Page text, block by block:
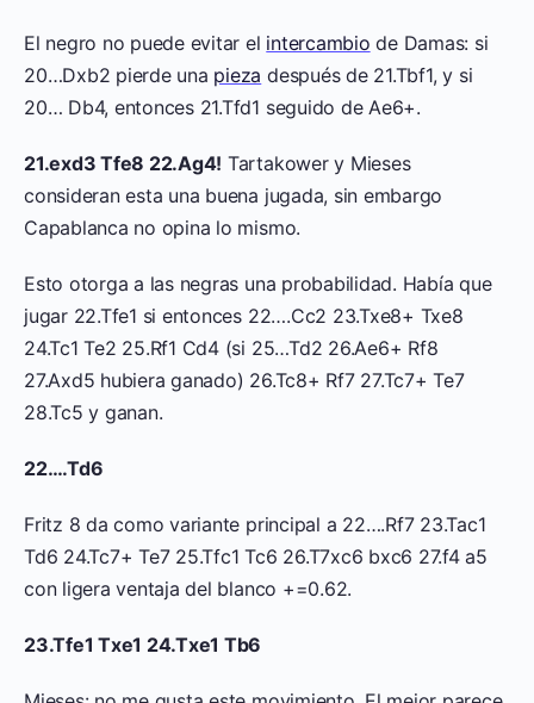
El negro no puede evitar el intercambio de Damas: si
20…Dxb2 pierde una pieza después de 21.Tbf1, y si
20… Db4, entonces 21.Tfd1 seguido de Ae6+.
21.exd3 Tfe8 22.Ag4! Tartakower y Mieses
consideran esta una buena jugada, sin embargo
Capablanca no opina lo mismo.
Esto otorga a las negras una probabilidad. Había que
jugar 22.Tfe1 si entonces 22….Cc2 23.Txe8+ Txe8
24.Tc1 Te2 25.Rf1 Cd4 (si 25…Td2 26.Ae6+ Rf8
27.Axd5 hubiera ganado) 26.Tc8+ Rf7 27.Tc7+ Te7
28.Tc5 y ganan.
22….Td6
Fritz 8 da como variante principal a 22….Rf7 23.Tac1
Td6 24.Tc7+ Te7 25.Tfc1 Tc6 26.T7xc6 bxc6 27.f4 a5
con ligera ventaja del blanco +=0.62.
23.Tfe1 Txe1 24.Txe1 Tb6